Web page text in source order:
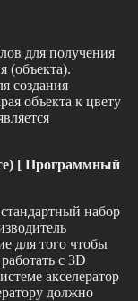
для получения
(объекта).
создания
объекта к цвету
[ Программный
набор
для того чтобы
с 3D
акселератор
должно